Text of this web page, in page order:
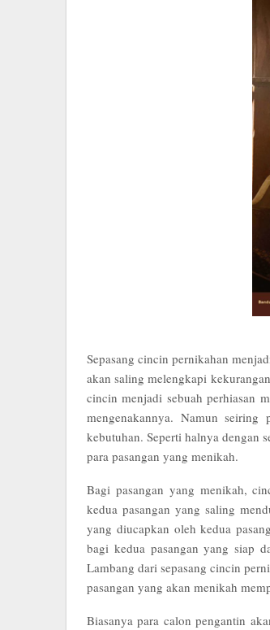
Sepasang cincin pernikahan
akan saling melengkapi
cincin menjadi sebuah perhiasan
mengenakannya. Namun seiring
kebutuhan. Seperti halnya dengan
para pasangan yang menikah.
Bagi pasangan yang menikah,
kedua pasangan yang saling
yang diucapkan oleh kedua
bagi kedua pasangan yang siap
Lambang dari sepasang cincin
pasangan yang akan menikah
Biasanya para calon pengantin